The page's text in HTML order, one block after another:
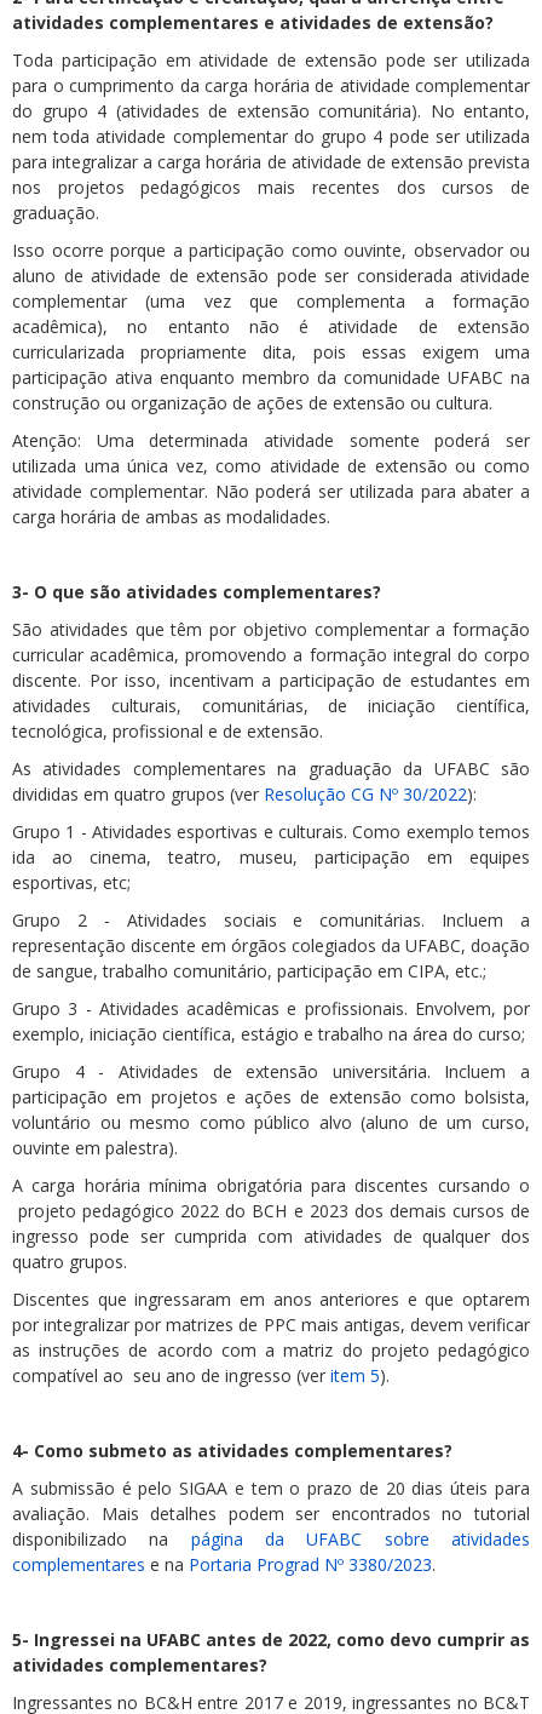
atividades complementares e atividades de extensão?
Toda participação em atividade de extensão pode ser utilizada
para o cumprimento da carga horária de atividade complementar
do grupo 4 (atividades de extensão comunitária). No entanto,
nem toda atividade complementar do grupo 4 pode ser utilizada
para integralizar a carga horária de atividade de extensão prevista
nos projetos pedagógicos mais recentes dos cursos de
graduação.
Isso ocorre porque a participação como ouvinte, observador ou
aluno de atividade de extensão pode ser considerada atividade
complementar (uma vez que complementa a formação
acadêmica), no entanto não é atividade de extensão
curricularizada propriamente dita, pois essas exigem uma
participação ativa enquanto membro da comunidade UFABC na
construção ou organização de ações de extensão ou cultura.
Atenção: Uma determinada atividade somente poderá ser
utilizada uma única vez, como atividade de extensão ou como
atividade complementar. Não poderá ser utilizada para abater a
carga horária de ambas as modalidades.
3- O que são atividades complementares?
São atividades que têm por objetivo complementar a formação
curricular acadêmica, promovendo a formação integral do corpo
discente. Por isso, incentivam a participação de estudantes em
atividades culturais, comunitárias, de iniciação científica,
tecnológica, profissional e de extensão.
As atividades complementares na graduação da UFABC são
divididas em quatro grupos (ver Resolução CG Nº 30/2022):
Grupo 1 - Atividades esportivas e culturais. Como exemplo temos
ida ao cinema, teatro, museu, participação em equipes
esportivas, etc;
Grupo 2 - Atividades sociais e comunitárias. Incluem a
representação discente em órgãos colegiados da UFABC, doação
de sangue, trabalho comunitário, participação em CIPA, etc.;
Grupo 3 - Atividades acadêmicas e profissionais. Envolvem, por
exemplo, iniciação científica, estágio e trabalho na área do curso;
Grupo 4 - Atividades de extensão universitária. Incluem a
participação em projetos e ações de extensão como bolsista,
voluntário ou mesmo como público alvo (aluno de um curso,
ouvinte em palestra).
A carga horária mínima obrigatória para discentes cursando o
projeto pedagógico 2022 do BCH e 2023 dos demais cursos de
ingresso pode ser cumprida com atividades de qualquer dos
quatro grupos.
Discentes que ingressaram em anos anteriores e que optarem
por integralizar por matrizes de PPC mais antigas, devem verificar
as instruções de acordo com a matriz do projeto pedagógico
compatível ao seu ano de ingresso (ver item 5).
4- Como submeto as atividades complementares?
A submissão é pelo SIGAA e tem o prazo de 20 dias úteis para
avaliação. Mais detalhes podem ser encontrados no tutorial
disponibilizado na página da UFABC sobre atividades
complementares e na Portaria Prograd Nº 3380/2023.
5- Ingressei na UFABC antes de 2022, como devo cumprir as
atividades complementares?
Ingressantes no BC&H entre 2017 e 2019, ingressantes no BC&T